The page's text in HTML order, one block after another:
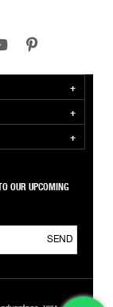
OUR UPCOMING
SEND